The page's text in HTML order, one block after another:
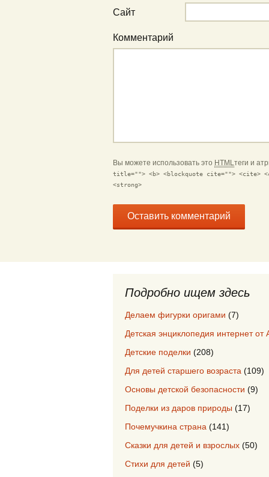
Сайт
Комментарий
Вы можете использовать это HTMLтеги и
title=""> <b> <blockquote cite=""> <cite>
<strong>
Подробно ищем здесь
Делаем фигурки оригами (7)
Детская энциклопедия интернет от
Детские поделки (208)
Для детей старшего возраста (109)
Основы детской безопасности (9)
Поделки из даров природы (17)
Почемучкина страна (141)
Сказки для детей и взрослых (50)
Стихи для детей (5)